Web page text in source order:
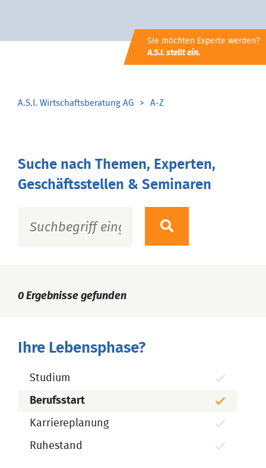
Sie möchten Experte werden?
A.S.I. stellt ein.
A.S.I. Wirtschaftsberatung AG A-Z
Suche nach Themen, Experten,
Geschäftsstellen & Seminaren
0 Ergebnisse gefunden
Ihre Lebensphase?
Studium
Berufsstart
Karriereplanung
Ruhestand